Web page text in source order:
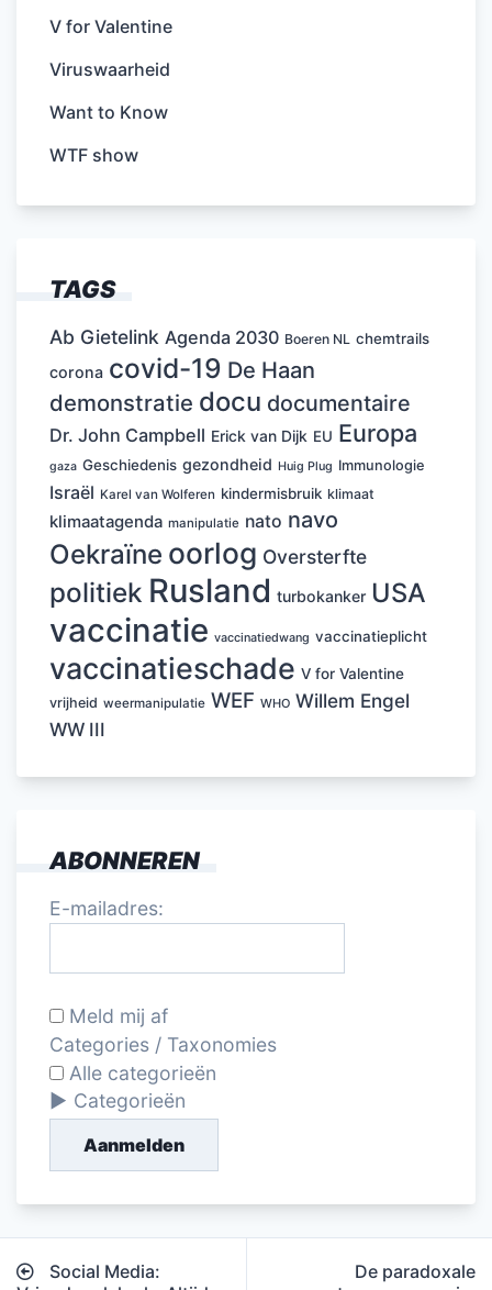
V for Valentine
Viruswaarheid
Want to Know
WTF show
TAGS
Ab Gietelink Agenda 2030 Boeren NL chemtrails
corona covid-19 De Haan
demonstratie docu documentaire
Dr. John Campbell Erick van Dijk EU Europa
gaza Geschiedenis gezondheid Huig Plug Immunologie
Israël Karel van Wolferen kindermisbruik klimaat
klimaatagenda manipulatie nato navo
Oekraïne oorlog Oversterfte
politiek Rusland turbokanker USA
vaccinatie vaccinatiedwang vaccinatieplicht
vaccinatieschade V for Valentine
vrijheid weermanipulatie WEF WHO Willem Engel
WW III
ABONNEREN
E-mailadres:
Meld mij af
Categories / Taxonomies
Alle categorieën
Categorieën
Aanmelden
Bericht
Social Media:
De paradoxale